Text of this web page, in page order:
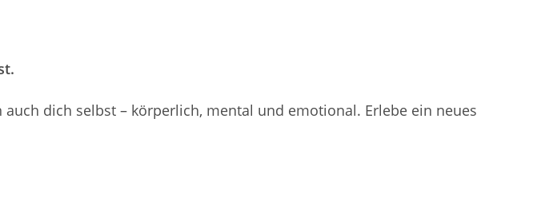
dich selbst – körperlich, mental und emotional. Erlebe ein neues